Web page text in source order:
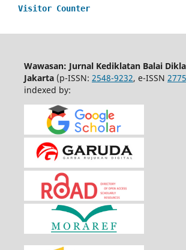
Visitor Counter
Wawasan: Jurnal Kediklatan Balai
Jakarta(p-ISSN: 2548-9232, e-ISSN
indexed by: